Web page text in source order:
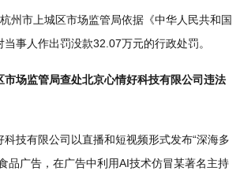
市上城区市场监管局依据《中华人民共和国
事人作出罚没款32.07万元的行政处罚。
场监管局查处北京心情好科技有限公司违法
有限公司以直播和短视频形式发布“深海多
品广告，在广告中利用AI技术仿冒某著名主持